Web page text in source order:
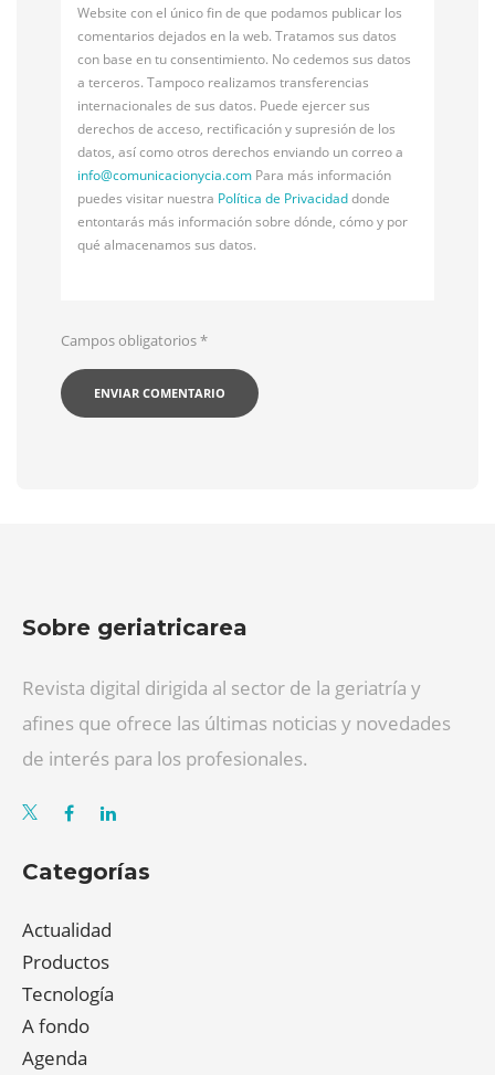
Website con el único fin de que podamos publicar los
comentarios dejados en la web. Tratamos sus datos
con base en tu consentimiento. No cedemos sus datos
a terceros. Tampoco realizamos transferencias
internacionales de sus datos. Puede ejercer sus
derechos de acceso, rectificación y supresión de los
datos, así como otros derechos enviando un correo a
info@comunicacionycia.com Para más información
puedes visitar nuestra Política de Privacidaddonde
entontarás más información sobre dónde, cómo y por
qué almacenamos sus datos.
Campos obligatorios*
Sobre geriatricarea
Revista digital dirigida al sector de la geriatría y
afines que ofrece las últimas noticias y novedades
de interés para los profesionales.
Categorías
Actualidad
Productos
Tecnología
A fondo
Agenda